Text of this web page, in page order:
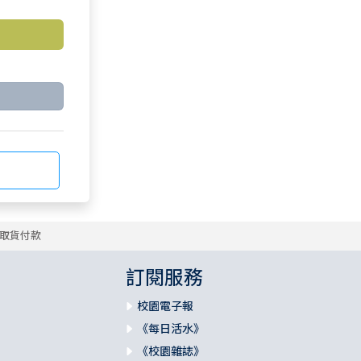
貨付款
訂閱服務
校園電子報
《每日活水》
《校園雜誌》